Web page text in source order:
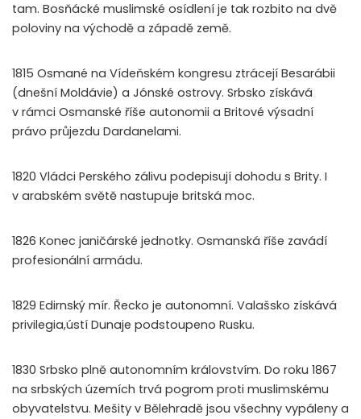
tam. Bosňácké muslimské osídlení je tak rozbito na dvě
poloviny na východě a západě země.
1815 Osmané na Vídeňském kongresu ztrácejí Besarábii
(dnešní Moldávie) a Jónské ostrovy. Srbsko získává
v rámci Osmanské říše autonomii a Britové výsadní
právo průjezdu Dardanelami.
1820 Vládci Perského zálivu podepisují dohodu s Brity. I
v arabském světě nastupuje britská moc.
1826 Konec janičárské jednotky. Osmanská říše zavádí
profesionální armádu.
1829 Edirnský mír. Řecko je autonomní. Valašsko získává
privilegia,ústí Dunaje podstoupeno Rusku.
1830 Srbsko plně autonomním královstvím. Do roku 1867
na srbských územích trvá pogrom proti muslimskému
obyvatelstvu. Mešity v Bělehradě jsou všechny vypáleny a